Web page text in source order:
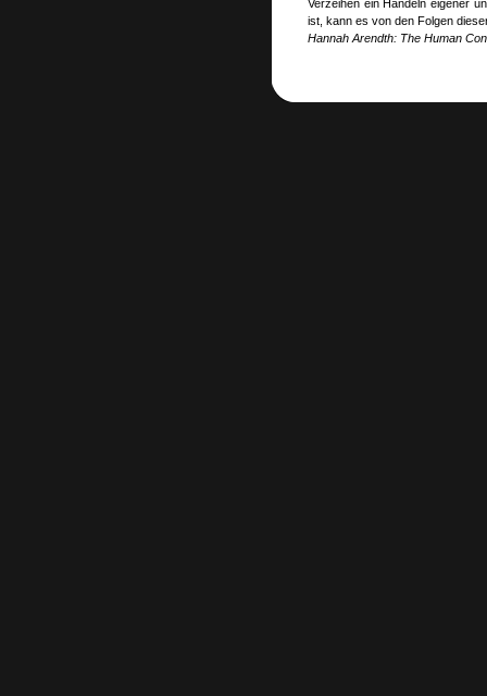
Verzeihen ein Handeln eigener
ist, kann es von den Folgen
Hannah Arendth: The Human